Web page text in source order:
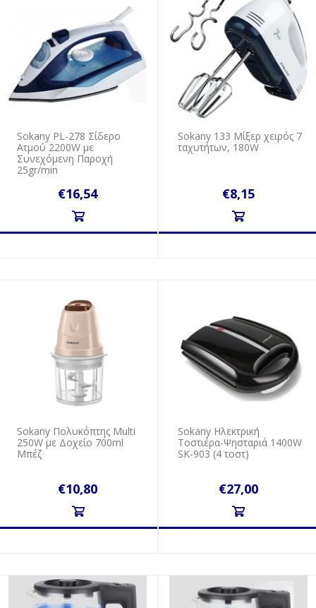
Sokany PL-278 Σίδερο
Ατμού 2200W με
Συνεχόμενη Παροχή
25gr/min
€16,54
Sokany 133 Μίξερ χειρός 7
ταχυτήτων, 180W
€8,15
Sokany Πολυκόπτης Multi
250W με Δοχείο 700ml
Μπέζ
€10,80
Sokany Ηλεκτρική
Τοστιέρα-Ψησταριά 1400W
SK-903 (4 τοστ)
€27,00